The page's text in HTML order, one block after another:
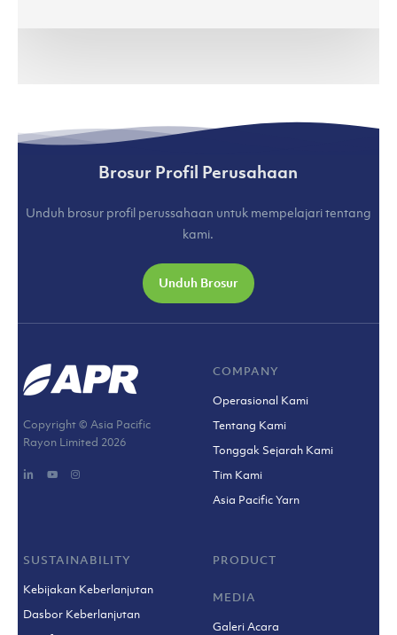
Brosur Profil Perusahaan
Unduh brosur profil perussahaan untuk mempelajari tentang
kami.
Unduh Brosur
Copyright © Asia Pacific
Rayon Limited 2026
COMPANY
Operasional Kami
Tentang Kami
Tonggak Sejarah Kami
Tim Kami
Asia Pacific Yarn
SUSTAINABILITY
Kebijakan Keberlanjutan
Dasbor Keberlanjutan
PRODUCT
MEDIA
Galeri Acara